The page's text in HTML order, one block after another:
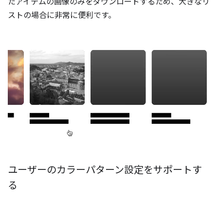
たアイテムの画像のみをダウンロードするため、大きなリ
ストの場合に非常に便利です。
ユーザーのカラーパターン設定をサポートす
る